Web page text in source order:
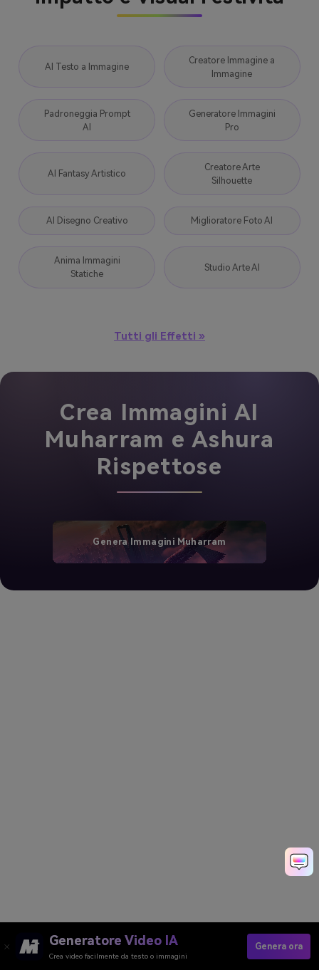
AI Testo a Immagine
Creatore Immagine a
Immagine
Padroneggia Prompt
AI
Generatore Immagini
Pro
AI Fantasy Artistico
Creatore Arte
Silhouette
AI Disegno Creativo Miglioratore Foto AI
Anima Immagini
Statiche
Studio Arte AI
Tutti gli Effetti »
Crea Immagini AI
Muharram e Ashura
Rispettose
Genera Immagini Muharram
Generatore Video IA
Crea video facilmente da testo o immagini
Genera ora